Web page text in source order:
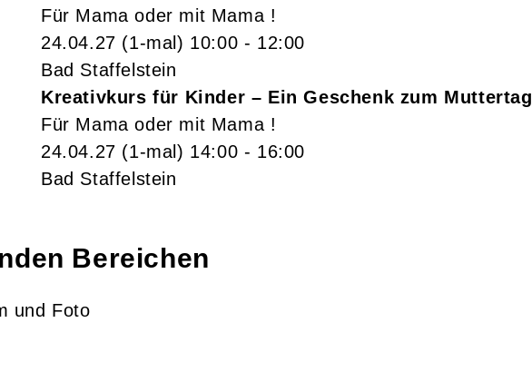
Für Mama oder mit Mama !
24.04.27 (1-mal) 10:00 - 12:00
Bad Staffelstein
Kreativkurs für Kinder – Ein Geschenk zum Muttertag
Für Mama oder mit Mama !
24.04.27 (1-mal) 14:00 - 16:00
Bad Staffelstein
Bereichen
und Foto